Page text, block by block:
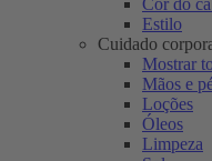
Cor do
Estilo
Cuidado
Mostrar
Mãos e
Loções
Óleos
Limpeza